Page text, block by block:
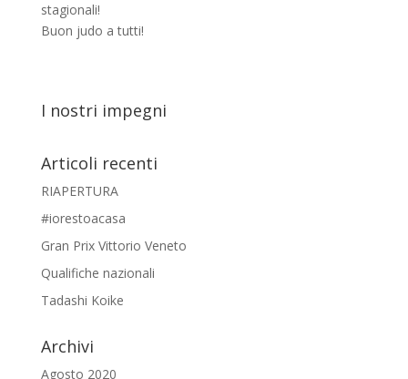
stagionali!
Buon judo a tutti!
I nostri impegni
Articoli recenti
RIAPERTURA
#iorestoacasa
Gran Prix Vittorio Veneto
Qualifiche nazionali
Tadashi Koike
Archivi
Agosto 2020